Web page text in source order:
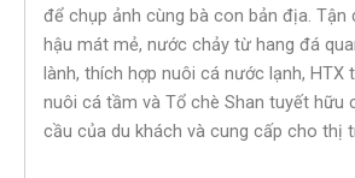
để chụp ảnh cùng bà con bản địa. Tận
hậu mát mẻ, nước chảy từ hang đá
lành, thích hợp nuôi cá nước lạnh, HTX
nuôi cá tầm và Tổ chè Shan tuyết hữu
cầu của du khách và cung cấp cho thị